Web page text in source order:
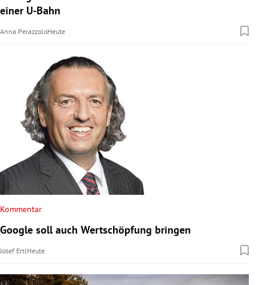
einer U-Bahn
Anna PerazzoloHeute
Kommentar
Google soll auch Wertschöpfung bringen
Josef Ertl Heute